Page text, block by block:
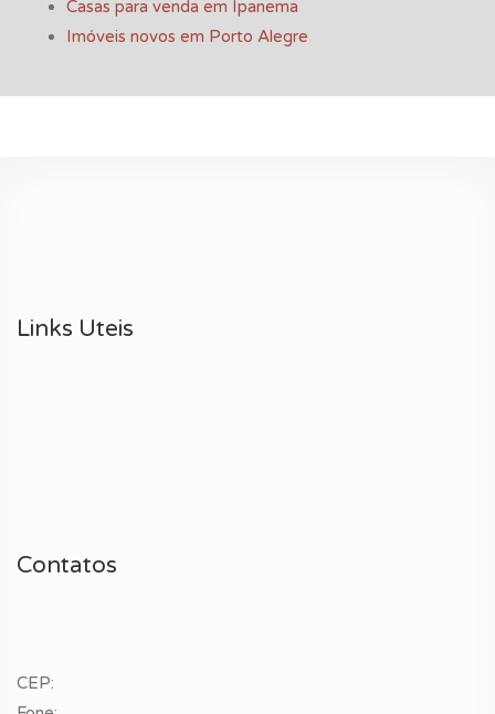
Casas para venda em Ipanema
Imóveis novos em Porto Alegre
Links Uteis
Contatos
CEP: